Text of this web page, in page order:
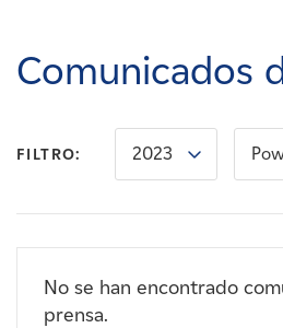
Carreras
Noticias
Afiliados
Comunicados
FILTRO: 2023
No se han encontrado
prensa.